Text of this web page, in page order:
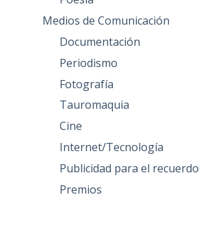
Medios de Comunicación
Documentación
Periodismo
Fotografía
Tauromaquia
Cine
Internet/Tecnología
Publicidad para el recuerdo
Premios